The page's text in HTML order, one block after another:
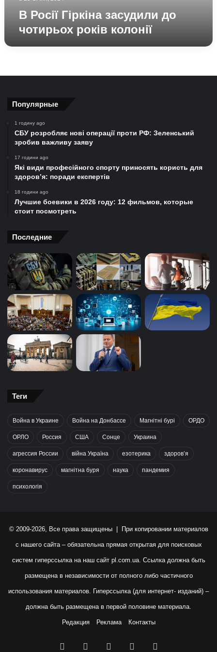
В Росії Гіркіна засудили до
чотирьох років колонії
Популярные
1 годину ago
СБУ розробляє нові операції проти РФ: Зеленський
зробив важливу заяву
17 години ago
Які види професійного спорту приносять користь для
здоров’я: поради експертів
18 години ago
Лучшие боевики в 2026 году: 12 фильмов, которые
стоит посмотреть
Последние
Теги
Война в Украине Война на Донбассе Магнітні бурі ОРДО
ОРЛО Россия США Сонце Украина
агрессия России війна Україна езотерика здоров’я
коронавирус магнітна буря наука пандемия
психологія
© 2009-2026, Все права защищены | При копировании материалов
с нашего сайта – обязательна прямая открытая для поисковых
систем гиперссылка на наш сайт pl.com.ua. Ссылка должна быть
размещена в независимости от полного либо частичного
использования материалов. Гиперссылка (для интернет- изданий) –
должна быть размещена в первой половине материала.
Редакция Реклама Контакты
Facebook YouTubeInstagram